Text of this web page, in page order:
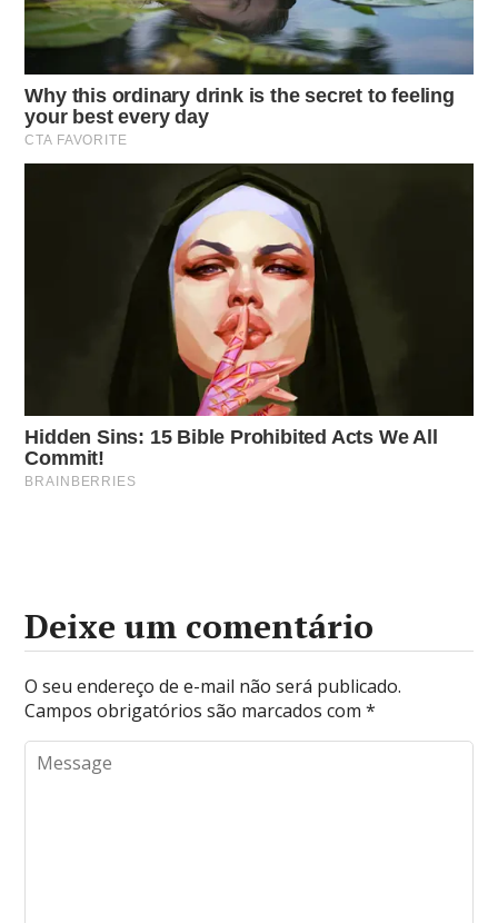
Deixe um comentário
O seu endereço de e-mail não será publicado.
Campos obrigatórios são marcados com*